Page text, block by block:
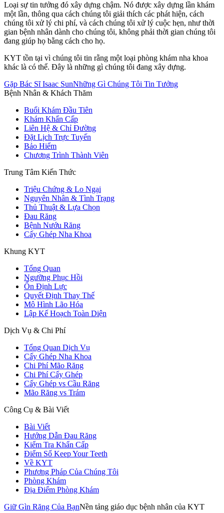
Loại sự tin tưởng đó xây dựng chậm. Nó được xây dựng lần khám
một lần, thông qua cách chúng tôi giải thích các phát hiện, cách
chúng tôi xử lý chi phí, và cách chúng tôi xử lý cuộc hẹn, như thời
gian bệnh nhân dành cho chúng tôi, không phải thời gian chúng tôi
đang giúp họ bằng cách cho họ.
KYT tồn tại vì chúng tôi tin rằng một loại phòng khám nha khoa
khác là có thể. Đây là những gì chúng tôi đang xây dựng.
Gặp Bác Sĩ Isaac SunNhững Gì Chúng Tôi Tin Tưởng
Bệnh Nhân & Khách Thăm
Buổi Khám Đầu Tiên
Khám Khẩn Cấp
Liên Hệ & Chỉ Đường
Đặt Lịch Trực Tuyến
Bảo Hiểm
Chương Trình Thành Viên
Trung Tâm Kiến Thức
Triệu Chứng & Lo Ngại
Nguyên Nhân & Tình Trạng
Thủ Thuật & Lựa Chọn
Đau Răng
Bệnh Nướu Răng
Cấy Ghép Nha Khoa
Khung KYT
Tổng Quan
Ngưỡng Phục Hồi
Ổn Định Lực
Quyết Định Thay Thế
Mô Hình Lão Hóa
Lập Kế Hoạch Toàn Diện
Dịch Vụ & Chi Phí
Tổng Quan Dịch Vụ
Cấy Ghép Nha Khoa
Chi Phí Mão Răng
Chi Phí Cấy Ghép
Cấy Ghép vs Cầu Răng
Mão Răng vs Trám
Công Cụ & Bài Viết
Bài Viết
Hướng Dẫn Đau Răng
Kiểm Tra Khẩn Cấp
Điểm Số Keep Your Teeth
Về KYT
Phương Pháp Của Chúng Tôi
Phòng Khám
Địa Điểm Phòng Khám
Giữ Gìn Răng Của BạnNền tảng giáo dục bệnh nhân của KYT